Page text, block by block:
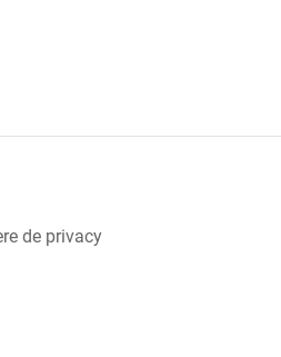
de privacy